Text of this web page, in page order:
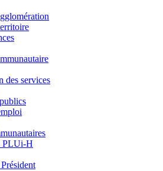
des services
PLUi-H